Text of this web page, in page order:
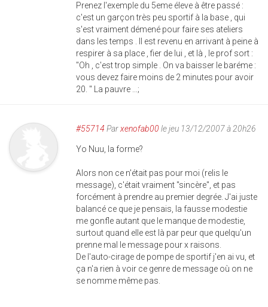
Prenez l'exemple du 5eme éleve à être passé :
c'est un garçon très peu sportif à la base , qui
s'est vraiment démené pour faire ses ateliers
dans les temps . Il est revenu en arrivant à peine à
respirer à sa place , fier de lui , et là , le prof sort :
"Oh , c'est trop simple . On va baisser le baréme :
vous devez faire moins de 2 minutes pour avoir
20. " La pauvre ...;
#55714 Parxenofab00 le jeu 13/12/2007 à 20h26
Yo Nuu, la forme?
Alors non ce n'était pas pour moi (relis le
message), c'était vraiment "sincère", et pas
forcément à prendre au premier degrée. J'ai juste
balancé ce que je pensais, la fausse modestie
me gonfle autant que le manque de modestie,
surtout quand elle est là par peur que quelqu'un
prenne mal le message pour x raisons.
De l'auto-cirage de pompe de sportif j'en ai vu, et
ça n'a rien à voir ce genre de message où on ne
se nomme même pas.